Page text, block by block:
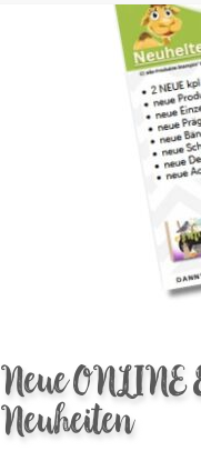
Neue
Neuheiten